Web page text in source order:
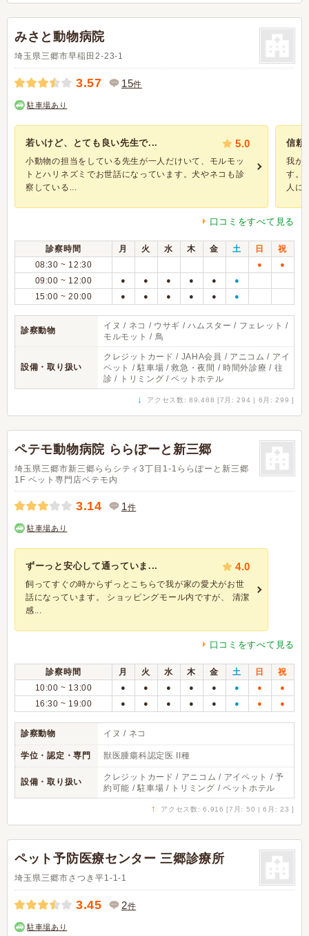
みさと動物病院
埼玉県三郷市早稲田2-23-1
3.57 15件
駐車場あり
若いけど、とても良い先生で... 5.0
小動物の担当をしている先生が一人だけいて、モルモッ
トとハリネズミでお世話になっています。犬やネコも診
察している...
信頼
我が
す。
人に
口コミをすべて見る
診察時間 月 火 水 木 金 土 日
祝
08:30 ~ 12:30
● ●
09:00 ~ 12:00 ● ● ● ● ● ●
15:00 ~ 20:00 ● ● ● ● ● ●
診察動物
イヌ / ネコ / ウサギ / ハムスター / フェレット /
モルモット / 鳥
設備・取り扱い
クレジットカード / JAHA会員 / アニコム / アイ
ペット / 駐車場 / 救急・夜間 / 時間外診療 / 往
診 / トリミング / ペットホテル
↓ アクセス数: 89,488 [7月: 294 | 6月: 299 ]
ペテモ動物病院 ららぽーと新三郷
埼玉県三郷市新三郷ららシティ3丁目1-1ららぽーと新三郷
1F ペット専門店ペテモ内
3.14 1件
駐車場あり
ずーっと安心して通っていま... 4.0
飼ってすぐの時からずっとこちらで我が家の愛犬がお世
話になっています。 ショッピングモール内ですが、 清潔
感...
口コミをすべて見る
診察時間 月 火 水 木 金 土 日
祝
10:00 ~ 13:00
● ● ● ● ● ● ● ●
16:30 ~ 19:00 ● ● ● ● ● ● ● ●
診察動物 イヌ / ネコ
学位・認定・専門 獣医腫瘍科認定医 II種
設備・取り扱い
クレジットカード / アニコム / アイペット / 予
約可能 / 駐車場 / トリミング / ペットホテル
↑ アクセス数: 6,916 [7月: 50 | 6月: 23 ]
ペット予防医療センター 三郷診療所
埼玉県三郷市さつき平1-1-1
3.45 2件
駐車場あり